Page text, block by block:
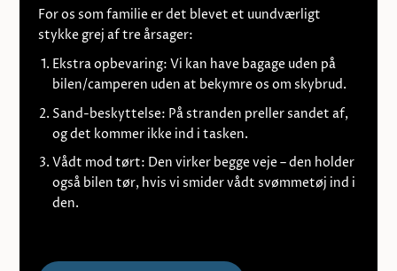
For os som familie er det blevet et uundværligt
stykke grej af tre årsager:
Ekstra opbevaring: Vi kan have bagage uden på
bilen/camperen uden at bekymre os om skybrud.
Sand-beskyttelse: På stranden preller sandet af,
og det kommer ikke ind i tasken.
Vådt mod tørt: Den virker begge veje – den holder
også bilen tør, hvis vi smider vådt svømmetøj ind i
den.